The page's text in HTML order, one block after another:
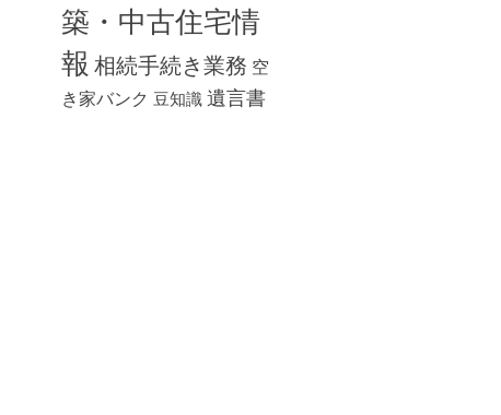
築・中古住宅情
報 相続手続き業務 空
き家バンク 豆知識 遺言書